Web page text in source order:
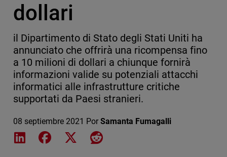
dollari
il Dipartimento di Stato degli Stati Uniti ha
annunciato che offrirà una ricompensa fino
a 10 milioni di dollari a chiunque fornirà
informazioni valide su potenziali attacchi
informatici alle infrastrutture critiche
supportati da Paesi stranieri.
08 septiembre 2021 Por Samanta Fumagalli
Share on LinkedIn
Share on Facebook
Share on XShare on Reddit